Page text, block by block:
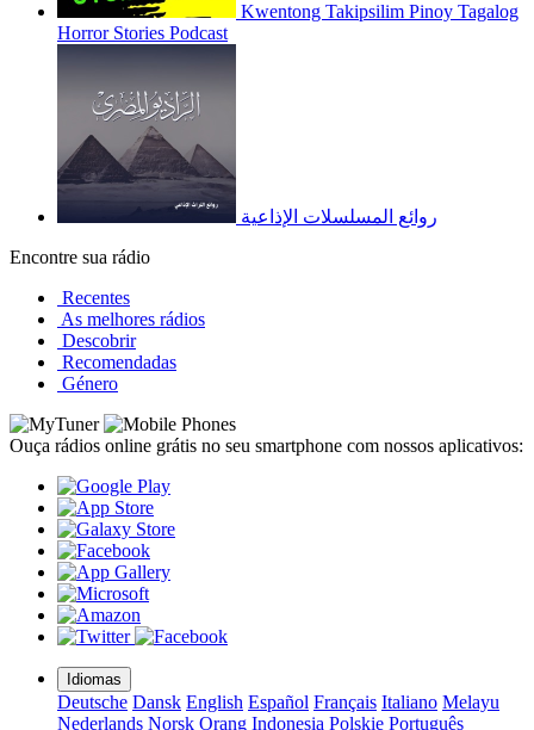
Kwentong Takipsilim Pinoy Tagalog
Horror Stories Podcast
روائع المسلسلات الإذاعية
Encontre sua rádio
Recentes
As melhores rádios
Descobrir
Recomendadas
Género
Ouça rádios online grátis no seu smartphone com nossos aplicativos:
Idiomas
Deutsche Dansk English Español Français Italiano Melayu
Nederlands Norsk Orang Indonesia Polskie Português